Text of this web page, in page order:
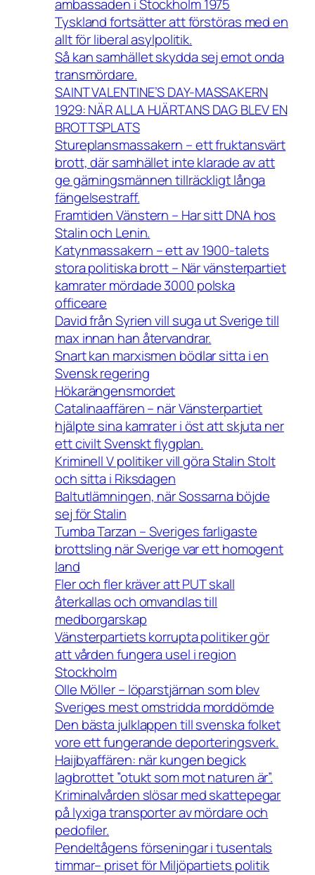
ambassaden i Stockholm 1975
Tyskland fortsätter att förstöras med en
allt för liberal asylpolitik.
Så kan samhället skydda sej emot onda
transmördare.
SAINT VALENTINE’S DAY-MASSAKERN
1929: NÄR ALLA HJÄRTANS DAG BLEV EN
BROTTSPLATS
Stureplansmassakern – ett fruktansvärt
brott, där samhället inte klarade av att
ge gärningsmännen tillräckligt långa
fängelsestraff.
Framtiden Vänstern – Har sitt DNA hos
Stalin och Lenin.
Katynmassakern – ett av 1900-talets
stora politiska brott – När vänsterpartiet
kamrater mördade 3000 polska
officeare
David från Syrien vill suga ut Sverige till
max innan han återvandrar.
Snart kan marxismen bödlar sitta i en
Svensk regering
Hökarängensmordet
Catalinaaffären – när Vänsterpartiet
hjälpte sina kamrater i öst att skjuta ner
ett civilt Svenskt flygplan.
Kriminell V politiker vill göra Stalin Stolt
och sitta i Riksdagen
Baltutlämningen, när Sossarna böjde
sej för Stalin
Tumba Tarzan – Sveriges farligaste
brottsling när Sverige var ett homogent
land
Fler och fler kräver att PUT skall
återkallas och omvandlas till
medborgarskap
Vänsterpartiets korrupta politiker gör
att vården fungera usel i region
Stockholm
Olle Möller – löparstjärnan som blev
Sveriges mest omstridda morddömde
Den bästa julklappen till svenska folket
vore ett fungerande deporteringsverk.
Haijbyaffären: när kungen begick
lagbrottet ”otukt som mot naturen är”.
Kriminalvården slösar med skattepegar
på lyxiga transporter av mördare och
pedofiler.
Pendeltågens förseningar i tusentals
timmar– priset för Miljöpartiets politik